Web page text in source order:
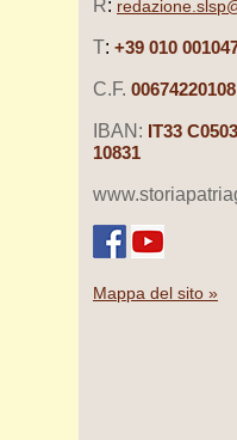
R:
T: +39 010
C.F. 00674220108
IBAN: IT33
10831
Mappa del sito »